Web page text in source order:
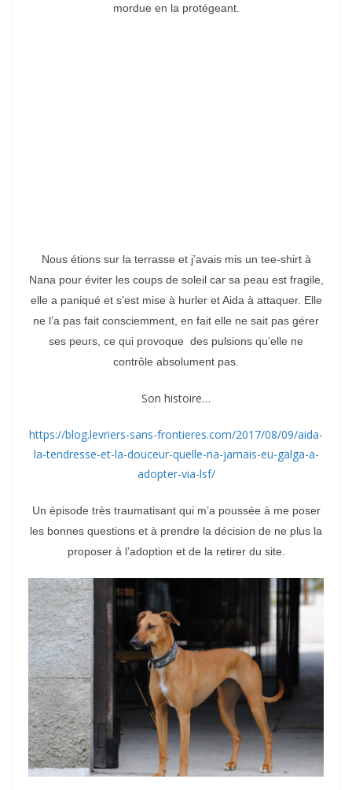
mordue en la protégeant.
Nous étions sur la terrasse et j’avais mis un tee-shirt à
Nana pour éviter les coups de soleil car sa peau est fragile,
elle a paniqué et s’est mise à hurler et Aida à attaquer. Elle
ne l’a pas fait consciemment, en fait elle ne sait pas gérer
ses peurs, ce qui provoque des pulsions qu’elle ne
contrôle absolument pas.
Son histoire…
https://blog.levriers-sans-frontieres.com/2017/08/09/aida-
la-tendresse-et-la-douceur-quelle-na-jamais-eu-galga-a-
adopter-via-lsf/
Un épisode très traumatisant qui m’a poussée à me poser
les bonnes questions et à prendre la décision de ne plus la
proposer à l’adoption et de la retirer du site.